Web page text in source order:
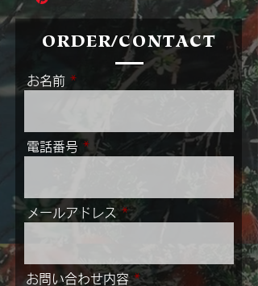
ORDER/CONTACT
お名前
電話番号
メールアドレス
お問い合わせ内容